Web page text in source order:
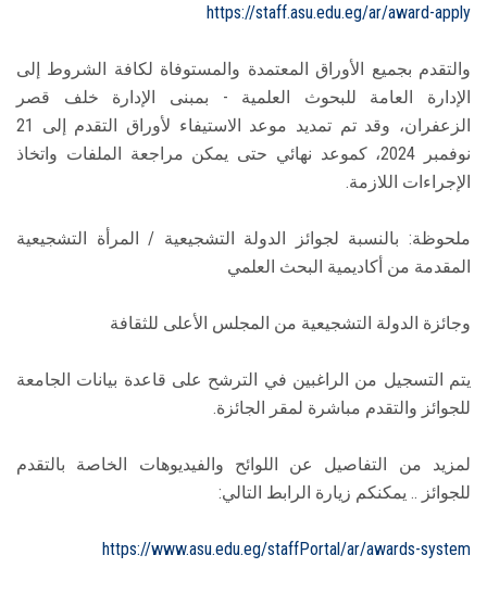
https://staff.asu.edu.eg/ar/award-apply
والتقدم بجميع الأوراق المعتمدة والمستوفاة لكافة الشروط إلى
الإدارة العامة للبحوث العلمية - بمبنى الإدارة خلف قصر
الزعفران، وقد تم تمديد موعد الاستيفاء لأوراق التقدم إلى 21
نوفمبر 2024، كموعد نهائي حتى يمكن مراجعة الملفات واتخاذ
الإجراءات اللازمة.
ملحوظة: بالنسبة لجوائز الدولة التشجيعية / المرأة التشجيعية
المقدمة من أكاديمية البحث العلمي
وجائزة الدولة التشجيعية من المجلس الأعلى للثقافة
يتم التسجيل من الراغبين في الترشح على قاعدة بيانات الجامعة
للجوائز والتقدم مباشرة لمقر الجائزة.
لمزيد من التفاصيل عن اللوائح والفيديوهات الخاصة بالتقدم
للجوائز .. يمكنكم زيارة الرابط التالي:
https://www.asu.edu.eg/staffPortal/ar/awards-system